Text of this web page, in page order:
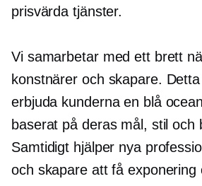
prisvärda tjänster.
Vi samarbetar med ett brett
konstnärer och skapare.
erbjuda kunderna en blå
baserat på deras mål, stil och
Samtidigt hjälper nya
och skapare att få exponering